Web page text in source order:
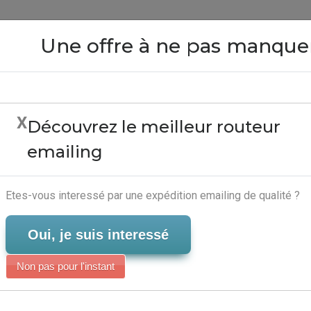
Pour Particulier
Serveur-Emailing
Close
Une offre à ne pas
XDécouvrez le meilleur routeur
emailing
Etes-vous interessé par une expédition emailing de qualité ?
Oui, je suis interessé
Non pas pour l'instant